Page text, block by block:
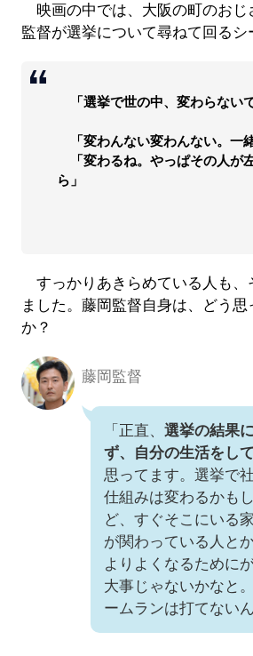
映画の中では、大阪の町のおじ
監督が選挙について尋ねて回るシ
「選挙で世の中、変わらない
「変わんない変わんない。一緒
「変わるね。やっぱその人が
ら」
すっかりあきらめている人も、
ました。藤岡監督自身は、どう
か？
藤岡監督
「正直、 選挙の結果
ず、自分の生活をし
思ってます。選挙で
仕組みは変わるかも
ど、すぐそこにいる
が関わっている人と
よりよくなるために
大事じゃないかなと
ームランは打てないん